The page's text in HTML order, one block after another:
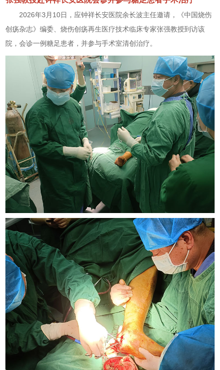
2026年3月10日，应钟祥长安医院余长波主任邀请，《中国烧伤
创疡杂志》编委、烧伤创疡再生医疗技术临床专家张强教授到访该
院，会诊一例糖足患者，并参与手术室清创治疗。